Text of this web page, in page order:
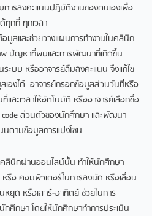
การลงคะแนนปฏิบัติงานของตนเองเพื่อ
กที่ ทุกเวลา
มูลและช่วยวางแผนการทำงานในคลินิก
ปัญหาที่พบและการพัฒนาที่เกิดขึ้น
ระบบ หรืออาจารย์ลืมลงคะแนน จึงแก้ไข
เองได้ อาจารย์กรอกข้อมูลส่วนวันที่หรือ
และเวลาให้อัตโนมัติ หรืออาจารย์เลือกชื่อ
code ส่วนตัวของนักศึกษา และพัฒนา
ตามข้อมูลการแบ่งโซน
ลินิกผ่านออนไลน์นั้น ทำให้นักศึกษา
รือ คอมพิวเตอร์ในการลงนัด หรือเลื่อน
หยุด หรือเสาร์-อาทิตย์ ช่วยในการ
กศึกษา โดยให้นักศึกษาทำการประเมิน